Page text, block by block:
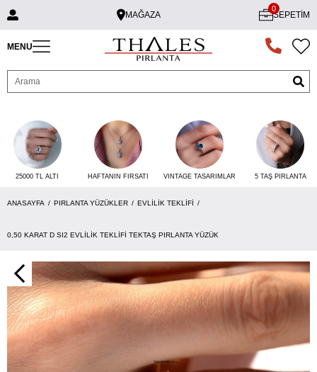
MAĞAZA SEPETIM
0
MENU
25000 TL ALTI HAFTANIN FIRSATI VINTAGE TASARIMLAR 5 TAŞ PIRLANTA
ANASAYFA PIRLANTA YÜZÜKLER EVLILIK TEKLIFI
0,50 KARAT D SI2 EVLILIK TEKLIFI TEKTAŞ PIRLANTA YÜZÜK